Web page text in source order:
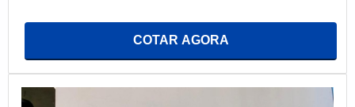
COTAR AGORA